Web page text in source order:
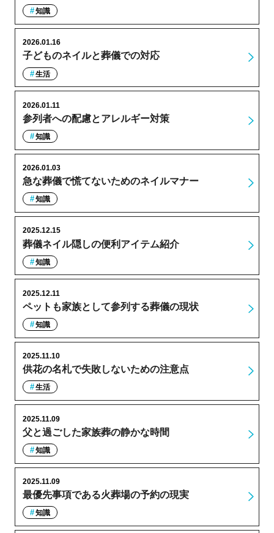
知識
子どものネイルと葬儀での対応
2026.01.16
生活
参列者への配慮とアレルギー対策
2026.01.11
知識
急な葬儀で慌てないためのネイルマナー
2026.01.03
知識
葬儀ネイル隠しの便利アイテム紹介
2025.12.15
知識
ペットも家族として参列する葬儀の現状
2025.12.11
知識
供花の名札で失敗しないための注意点
2025.11.10
生活
父と過ごした家族葬の静かな時間
2025.11.09
知識
最優先事項である火葬場の予約の現実
2025.11.09
知識